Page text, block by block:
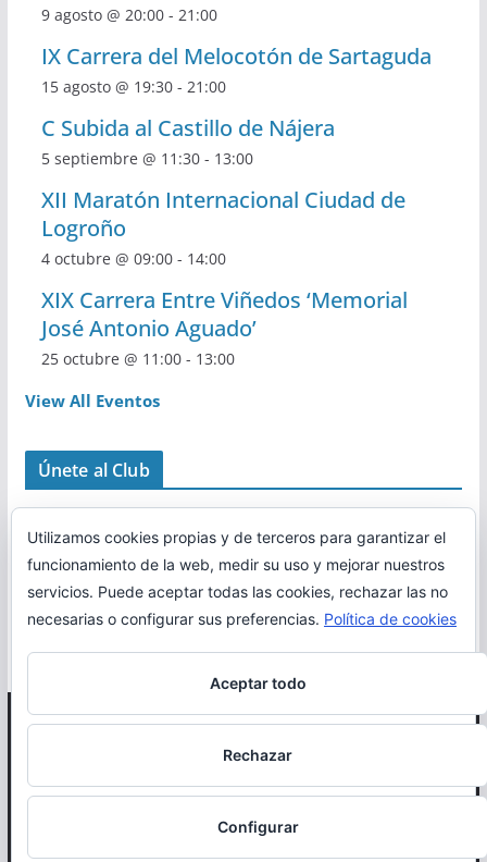
9 agosto @ 20:00- 21:00
IX Carrera del Melocotón de Sartaguda
15 agosto @ 19:30- 21:00
C Subida al Castillo de Nájera
5 septiembre @ 11:30- 13:00
XII Maratón Internacional Ciudad de
Logroño
4 octubre @ 09:00- 14:00
XIX Carrera Entre Viñedos ‘Memorial
José Antonio Aguado’
25 octubre @ 11:00- 13:00
View All Eventos
Únete al Club
Correr en La Rioja
Otro proyecto deMiRioja
Utilizamos cookies propias y de terceros para garantizar el
funcionamiento de la web, medir su uso y mejorar nuestros
servicios. Puede aceptar todas las cookies, rechazar las no
necesarias o configurar sus preferencias. Política de cookies
Aceptar todo
Rechazar
Configurar